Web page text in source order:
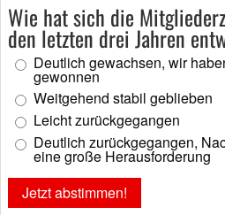
Wie hat sich die
den letzten drei Jahren
Deutlich gewachsen, wir
gewonnen
Weitgehend stabil geblieben
Leicht zurückgegangen
Deutlich zurückgegangen,
eine große Herausforderung